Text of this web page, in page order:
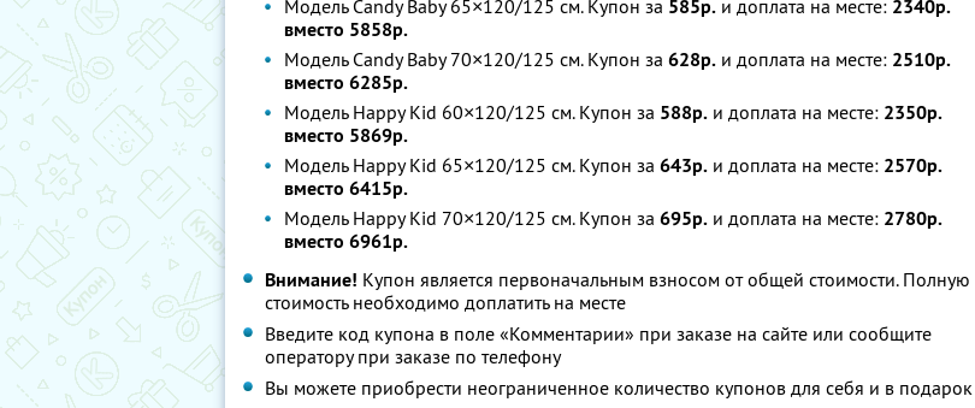
Модель Candy Baby 65×120/125 см. Купон за 585р. и доплата на месте: 2340р.
вместо 5858р.
Модель Candy Baby 70×120/125 см. Купон за 628р. и доплата на месте: 2510р.
вместо 6285р.
Модель Happy Kid 60×120/125 см. Купон за 588р. и доплата на месте: 2350р.
вместо 5869р.
Модель Happy Kid 65×120/125 см. Купон за 643р. и доплата на месте: 2570р.
вместо 6415р.
Модель Happy Kid 70×120/125 см. Купон за 695р. и доплата на месте: 2780р.
вместо 6961р.
Внимание! Купон является первоначальным взносом от общей стоимости. Полную
стоимость необходимо доплатить на месте
Введите код купона в поле «Комментарии» при заказе на сайте или сообщите
оператору при заказе по телефону
Вы можете приобрести неограниченное количество купонов для себя и в подарок